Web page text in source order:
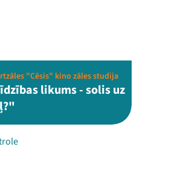
"Cēsis" kino zāles studija
likums - solis uz